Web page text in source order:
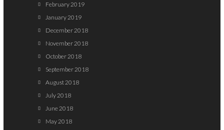
February 2019
January 2019
December 2018
November 2018
October 2018
September 2018
August 2018
July 2018
June 2018
May 2018